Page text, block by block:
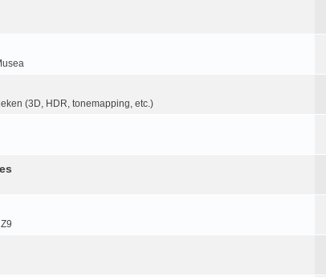
(3D, HDR, tonemapping, etc.)